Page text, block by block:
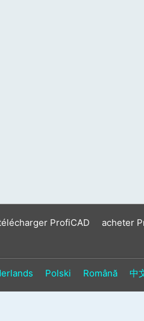
ProfiCAD acheter
Polski Română 中